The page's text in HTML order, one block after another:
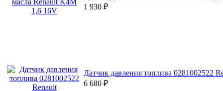
1 930 ₽
Датчик давления топлива 0281002522
6 680 ₽